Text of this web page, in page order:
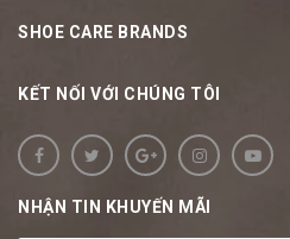
SHOE CARE BRANDS
KẾT NỐI VỚI CHÚNG TÔI
NHẬN TIN KHUYẾN MÃI